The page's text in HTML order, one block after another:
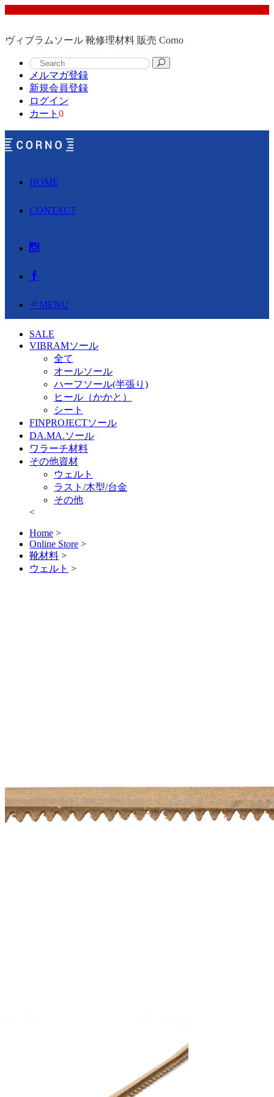
ヴィブラムソール 靴修理材料 販売 Corno
メルマガ登録
新規会員登録
ログイン
カート 0
HOME
CONTACT
MENU
SALE
VIBRAMソール
全て
オールソール
ハーフソール(半張り)
ヒール（かかと）
シート
FINPROJECTソール
DA.MA.ソール
ワラーチ材料
その他資材
ウェルト
ラスト/木型/台金
その他
<
Home >
Online Store >
靴材料 >
ウェルト >